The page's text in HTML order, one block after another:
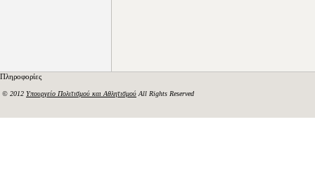
Πληροφορίες
© 2012 Υπουργείο Πολιτισμού και Αθλητισμού All Rights Reserved